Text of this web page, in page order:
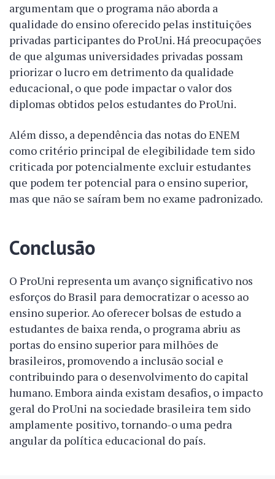
argumentam que o programa não aborda a
qualidade do ensino oferecido pelas instituições
privadas participantes do ProUni. Há preocupações
de que algumas universidades privadas possam
priorizar o lucro em detrimento da qualidade
educacional, o que pode impactar o valor dos
diplomas obtidos pelos estudantes do ProUni.
Além disso, a dependência das notas do ENEM
como critério principal de elegibilidade tem sido
criticada por potencialmente excluir estudantes
que podem ter potencial para o ensino superior,
mas que não se saíram bem no exame padronizado.
Conclusão
O ProUni representa um avanço significativo nos
esforços do Brasil para democratizar o acesso ao
ensino superior. Ao oferecer bolsas de estudo a
estudantes de baixa renda, o programa abriu as
portas do ensino superior para milhões de
brasileiros, promovendo a inclusão social e
contribuindo para o desenvolvimento do capital
humano. Embora ainda existam desafios, o impacto
geral do ProUni na sociedade brasileira tem sido
amplamente positivo, tornando-o uma pedra
angular da política educacional do país.